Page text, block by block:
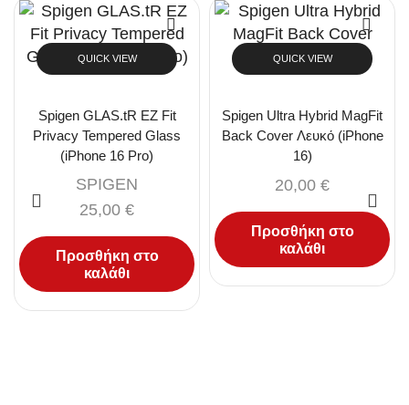
QUICK VIEW
Spigen GLAS.tR EZ Fit
Privacy Tempered Glass
(iPhone 16 Pro)
SPIGEN
25,00 €
Προσθήκη στο
καλάθι
QUICK VIEW
Spigen Ultra Hybrid MagFit
Back Cover Λευκό (iPhone
16)
20,00 €
Προσθήκη στο
καλάθι